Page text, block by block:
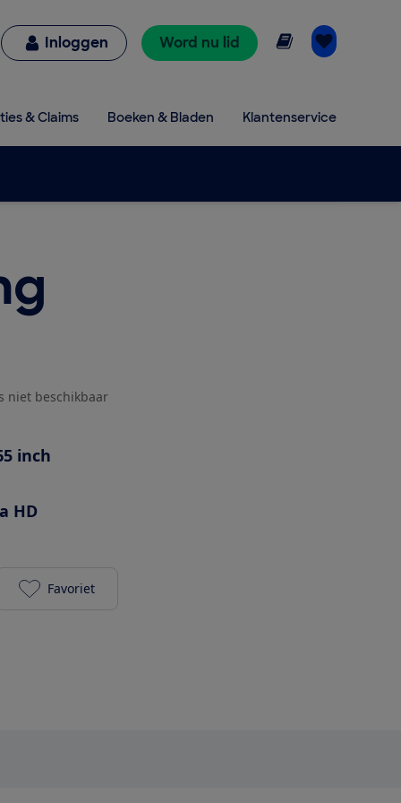
Inloggen Word nu lid Online lezen
& Claims Boeken & Bladen Klantenservice
niet beschikbaar
inch
HD
Samsung QE65Q74T toevoegen aan je favorieten
Favoriet